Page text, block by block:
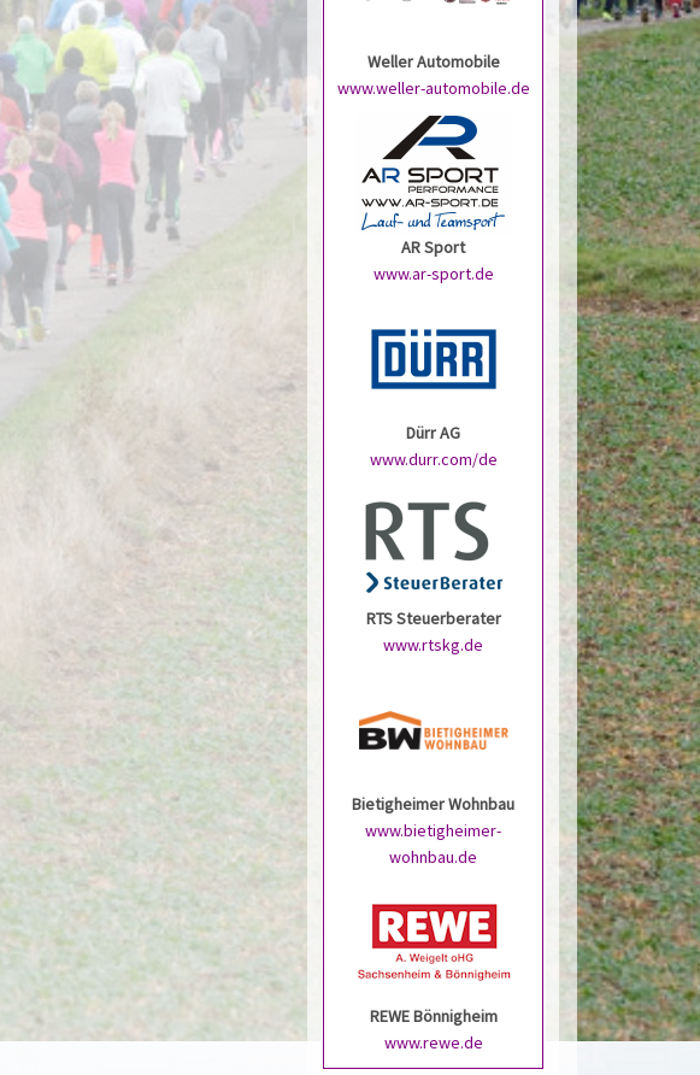
Weller Automobile
www.weller-automobile.de
AR Sport
www.ar-sport.de
Dürr AG
www.durr.com/de
RTS Steuerberater
www.rtskg.de
Bietigheimer Wohnbau
www.bietigheimer-
wohnbau.de
REWE Bönnigheim
www.rewe.de